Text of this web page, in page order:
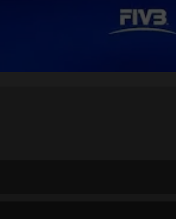
اودیسه
موانا
انولا هلمز 3
جعبه آبی